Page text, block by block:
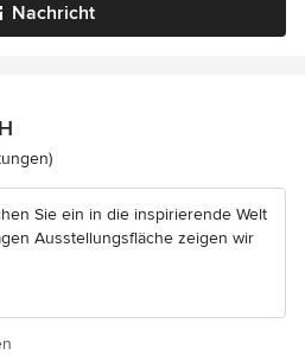
Nachricht
5 von 5 Sternen
Sie ein in die inspirierende Welt
Ausstellungsfläche zeigen wir